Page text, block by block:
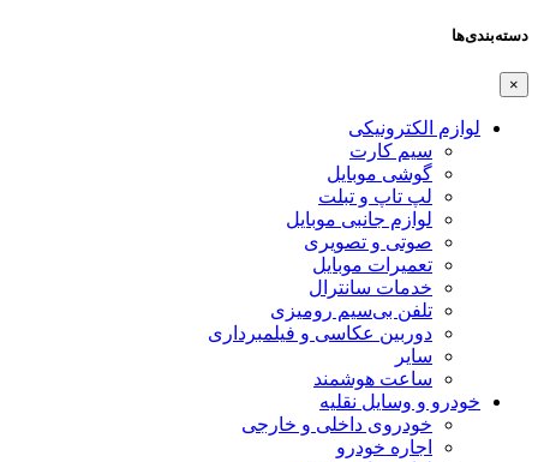
دسته‌بندی‌ها
×
لوازم الکترونیکی
سیم کارت
گوشی موبایل
لپ تاپ و تبلت
لوازم جانبی موبایل
صوتی و تصویری
تعمیرات موبایل
خدمات سانترال
تلفن بی‌سیم رومیزی
دوربین عکاسی و فیلمبرداری
سایر
ساعت هوشمند
خودرو و وسایل نقلیه
خودروی داخلی و خارجی
اجاره خودرو